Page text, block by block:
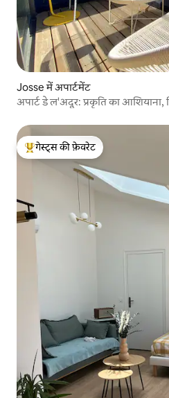
Josse में अपार्टमेंट
अपार्ट डे ल'अदूर: प्रकृति का आशियाना,
गेस्ट्स का टॉप फ़ेवरेट
गेस्ट्स की फ़ेवरेट